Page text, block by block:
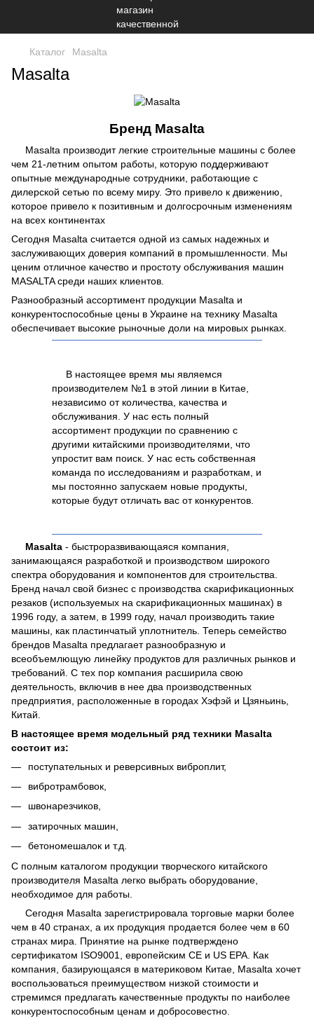
Каталог Masalta
Masalta
Бренд Masalta
Masalta производит легкие строительные машины с более
чем 21-летним опытом работы, которую поддерживают
опытные международные сотрудники, работающие с
дилерской сетью по всему миру. Это привело к движению,
которое привело к позитивным и долгосрочным изменениям
на всех континентах
Сегодня Masalta считается одной из самых надежных и
заслуживающих доверия компаний в промышленности. Мы
ценим отличное качество и простоту обслуживания машин
MASALTA среди наших клиентов.
Разнообразный ассортимент продукции Masalta и
конкурентоспособные цены в Украине на технику Masalta
обеспечивает высокие рыночные доли на мировых рынках.
В настоящее время мы являемся
производителем №1 в этой линии в Китае,
независимо от количества, качества и
обслуживания. У нас есть полный
ассортимент продукции по сравнению с
другими китайскими производителями, что
упростит вам поиск. У нас есть собственная
команда по исследованиям и разработкам, и
мы постоянно запускаем новые продукты,
которые будут отличать вас от конкурентов.
Masalta - быстроразвивающаяся компания,
занимающаяся разработкой и производством широкого
спектра оборудования и компонентов для строительства.
Бренд начал свой бизнес с производства скарификационных
резаков (используемых на скарификационных машинах) в
1996 году, а затем, в 1999 году, начал производить такие
машины, как пластинчатый уплотнитель. Теперь семейство
брендов Masalta предлагает разнообразную и
всеобъемлющую линейку продуктов для различных рынков и
требований. С тех пор компания расширила свою
деятельность, включив в нее два производственных
предприятия, расположенные в городах Хэфэй и Цзяньинь,
Китай.
В настоящее время модельный ряд техники Masalta
состоит из:
поступательных и реверсивных виброплит,
вибротрамбовок,
швонарезчиков,
затирочных машин,
бетономешалок и т.д.
С полным каталогом продукции творческого китайского
производителя Masalta легко выбрать оборудование,
необходимое для работы.
Сегодня Masalta зарегистрировала торговые марки более
чем в 40 странах, а их продукция продается более чем в 60
странах мира. Принятие на рынке подтверждено
сертификатом ISO9001, европейским CE и US EPA. Как
компания, базирующаяся в материковом Китае, Masalta хочет
воспользоваться преимуществом низкой стоимости и
стремимся предлагать качественные продукты по наиболее
конкурентоспособным ценам и добросовестно.